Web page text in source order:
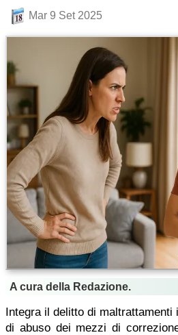
Mar 9 Set 2025
A cura della Redazione.
Integra il delitto di maltrattamenti
di abuso dei mezzi di